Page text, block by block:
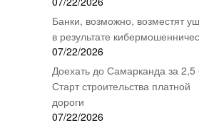
Банки, возможно, возместят
в результате
07/22/2026
Доехать до Самарканда за 2,5
Старт строительства платной
дороги
07/22/2026